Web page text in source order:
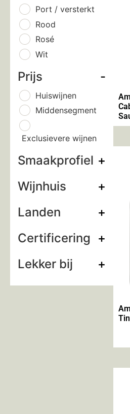
Port / versterkt
Rood
Rosé
Wit
Prijs -
Huiswijnen
Middensegment
Exclusievere wijnen
Smaakprofiel +
Wijnhuis
+
Landen
+
Certificering
+
Lekker bij
+